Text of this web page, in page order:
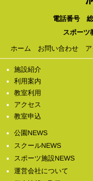
電話番号 総
スポーツ
ホーム お問い合わせ
施設紹介
利用案内
教室利用
アクセス
教室申込
公園NEWS
スクールNEWS
スポーツ施設NEWS
運営会社について